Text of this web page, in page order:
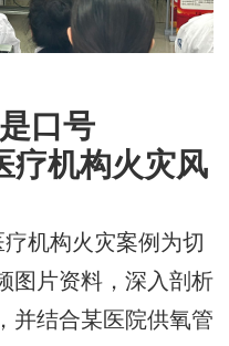
口号
疗机构火灾风
机构火灾案例为切
图片资料，深入剖析
并结合某医院供氧管